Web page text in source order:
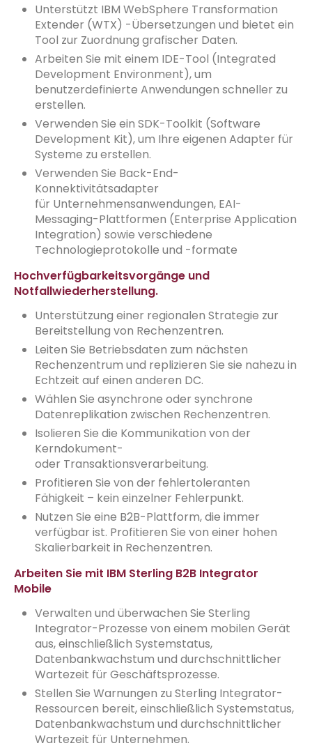
Unterstützt IBM WebSphere Transformation
Extender (WTX) -Übersetzungen und bietet ein
Tool zur Zuordnung grafischer Daten.
Arbeiten Sie mit einem IDE-Tool (Integrated
Development Environment), um
benutzerdefinierte Anwendungen schneller zu
erstellen.
Verwenden Sie ein SDK-Toolkit (Software
Development Kit), um Ihre eigenen Adapter für
Systeme zu erstellen.
Verwenden Sie Back-End-
Konnektivitätsadapter
für Unternehmensanwendungen, EAI-
Messaging-Plattformen (Enterprise Application
Integration) sowie verschiedene
Technologieprotokolle und -formate
Hochverfügbarkeitsvorgänge und
Notfallwiederherstellung.
Unterstützung einer regionalen Strategie zur
Bereitstellung von Rechenzentren.
Leiten Sie Betriebsdaten zum nächsten
Rechenzentrum und replizieren Sie sie nahezu in
Echtzeit auf einen anderen DC.
Wählen Sie asynchrone oder synchrone
Datenreplikation zwischen Rechenzentren.
Isolieren Sie die Kommunikation von der
Kerndokument-
oder Transaktionsverarbeitung.
Profitieren Sie von der fehlertoleranten
Fähigkeit – kein einzelner Fehlerpunkt.
Nutzen Sie eine B2B-Plattform, die immer
verfügbar ist. Profitieren Sie von einer hohen
Skalierbarkeit in Rechenzentren.
Arbeiten Sie mit IBM Sterling B2B Integrator
Mobile
Verwalten und überwachen Sie Sterling
Integrator-Prozesse von einem mobilen Gerät
aus, einschließlich Systemstatus,
Datenbankwachstum und durchschnittlicher
Wartezeit für Geschäftsprozesse.
Stellen Sie Warnungen zu Sterling Integrator-
Ressourcen bereit, einschließlich Systemstatus,
Datenbankwachstum und durchschnittlicher
Wartezeit für Unternehmen.